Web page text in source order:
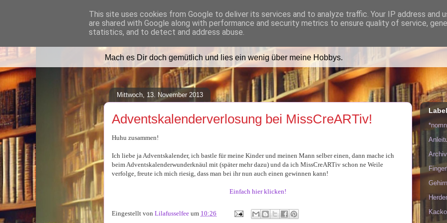
Lilafusselfee lädt Dich in ihr Wohnzimmer
Mach es Dir doch gemütlich und lies ein wenig über meine Hobbys.
Mittwoch, 13. November 2013
Adventskalenderverlosung bei MissCreARTiv!
Huhu zusammen!
Ich liebe ja Adventskalender, ich bastle für meine Kinder und meinen Mann selber einen, dann mache ich
beim Adventskalenderwunderknäul mit (später mehr dazu) und da ich MissCreARTiv schon ne Weile
verfolge, freute ich mich riesig, dass man bei ihr nun auch einen gewinnen kann!
Einfach hier klicken!
Eingestellt von Lilafusselfee um 10:26
Archiv
This site uses cookies from Google to deliver its services and to analyze traffic. Your IP address and
are shared with Google along with performance and security metrics to ensure quality of service,
statistics, and to detect and address abuse.